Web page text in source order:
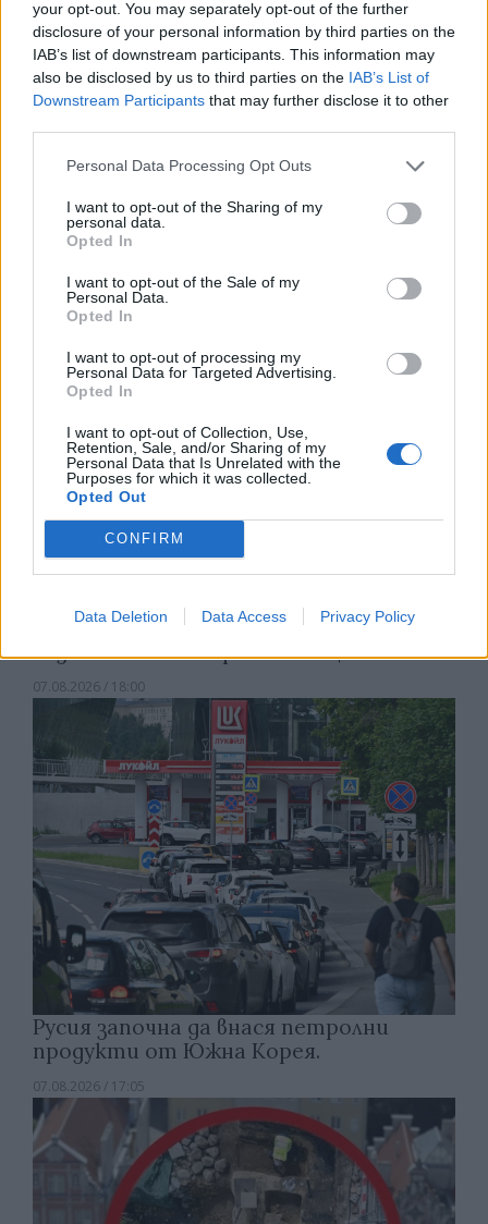
your opt-out. You may separately opt-out of the further
disclosure of your personal information by third parties on the
IAB’s list of downstream participants. This information may
also be disclosed by us to third parties on the IAB’s List of
Downstream Participants that may further disclose it to other
Personal Data Processing Opt Outs
I want to opt-out of the Sharing of my
personal data.
Opted In
I want to opt-out of the Sale of my
Personal Data.
Opted In
I want to opt-out of processing my
Personal Data for Targeted Advertising.
Opted In
I want to opt-out of Collection, Use,
Retention, Sale, and/or Sharing of my
Personal Data that Is Unrelated with the
Purposes for which it was collected.
Opted Out
CONFIRM
Data Deletion Data Access Privacy Policy
Природен газ от Кипър ще потече към
Европа през 2028 година
09.08.2026 / 17:30
Белият дом спира проекти за
възобновяема енергия в САЩ
07.08.2026 / 18:00
Русия започна да внася петролни
продукти от Южна Корея.
07.08.2026 / 17:05